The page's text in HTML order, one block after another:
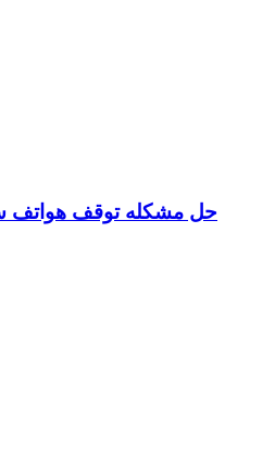
حل مشكله توقف هواتف